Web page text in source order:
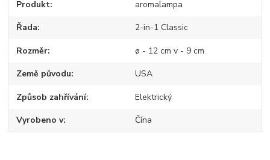
Produkt aromalampa
Řada 2-in-1 Classic
Rozměr ø - 12 cm v - 9 cm
Země původu USA
Způsob zahřívání Elektrický
Vyrobeno v Čína